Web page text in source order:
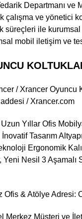
Departmanı
çalışma ve yönetici
süreçleri ile
mobil iletişim ve
/ Xrancer
/ Xrancer.com
Yıllar Ofis
Tasarım
Ergonomik
Yeni Nesil 3 Aşamalı
Ofis & Atölye Adresi:
Merkez Müşteri ve